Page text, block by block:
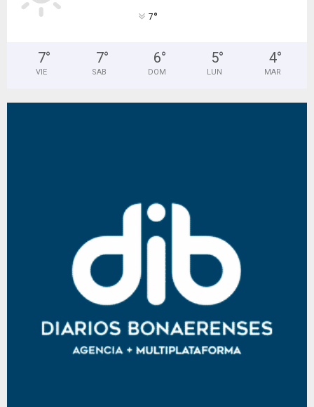
7°
7°
VIE
7°
SAB
6°
DOM
5°
LUN
4°
MAR